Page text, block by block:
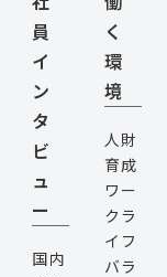
員
イ
ン
タ
ビ
ュ
ー
国内
く
環
境
人財
育成
ワー
クラ
イフ
バラ